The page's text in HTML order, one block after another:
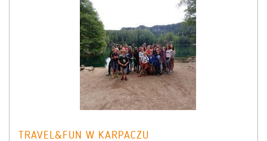
TRAVEL&FUN W KARPACZU